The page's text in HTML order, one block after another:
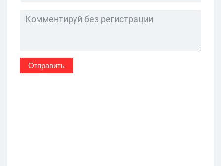
Отправить